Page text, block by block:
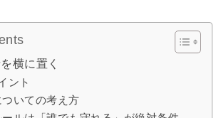
横に置く
ント
ついての考え方